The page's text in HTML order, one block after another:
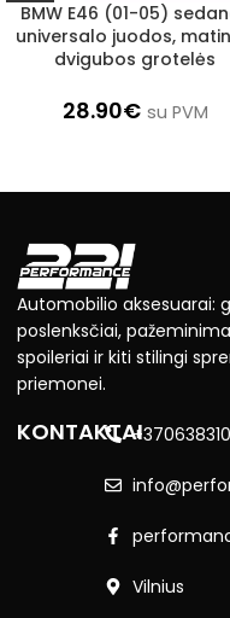
BMW E46 (01-05)
universalo juodos,
dvigubos grotelės
28.90€ su PVM
Automobilio aksesuarai:
poslenksčiai,
spoileriai ir kiti stilingi
priemonei.
KONTAKTAI
Vilnius